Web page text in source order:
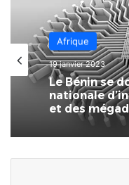
Afrique
19 janvier 2023
Le Bénin se
nationale
et des